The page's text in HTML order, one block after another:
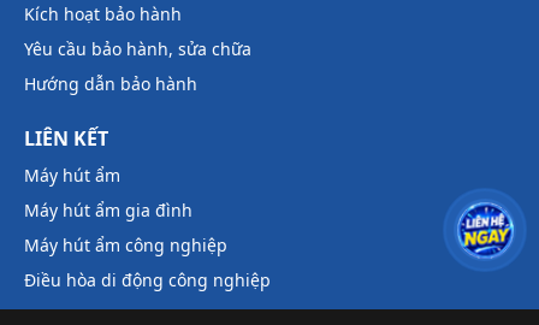
Kích hoạt bảo hành
Yêu cầu bảo hành, sửa chữa
Hướng dẫn bảo hành
LIÊN KẾT
Máy hút ẩm
Máy hút ẩm gia đình
Máy hút ẩm công nghiệp
Điều hòa di động công nghiệp